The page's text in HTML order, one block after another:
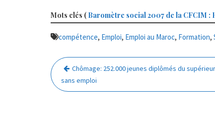
Mots clés ( Baromètre social 2007 de la CFCIM :
compétence, Emploi, Emploi au Maroc, Formation,
Navigation
de
l’article
Chômage: 252.000 jeunes diplômés du
sans emploi